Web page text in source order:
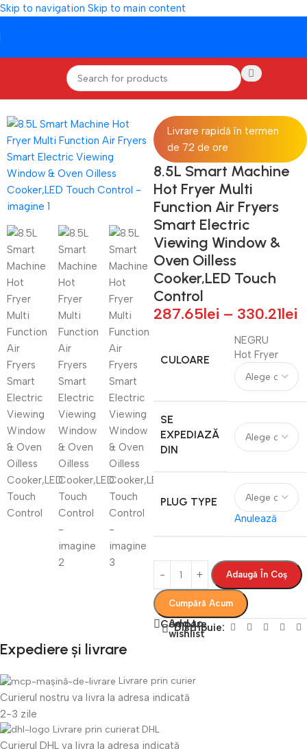
Skip to navigation Skip to main content
BUCATARIE/Airfryer
Livrare rapidă în termen
de 72 de ore
8.5L Smart Machine
Hot Fryer Multi
Function Air Fryers
Smart Electric
Viewing Window &
Oven Oilless
Cooker,LED Touch
Control
287.65lei – 330.21lei
CULOARE
NEGRU
Hot Fryer
SE
EXPEDIAZĂ
DIN
PLUG TYPE
Anulează
Adaugă În Coș
Cumpără Acum
Compare
Add to
wishlist
Distribuie:
Expediere și livrare
Livrare prin curier
Curierul nostru va livra la adresa indicată
2-3 zile
Livrare prin curierat DHL
Curierul DHL va livra la adresa indicată